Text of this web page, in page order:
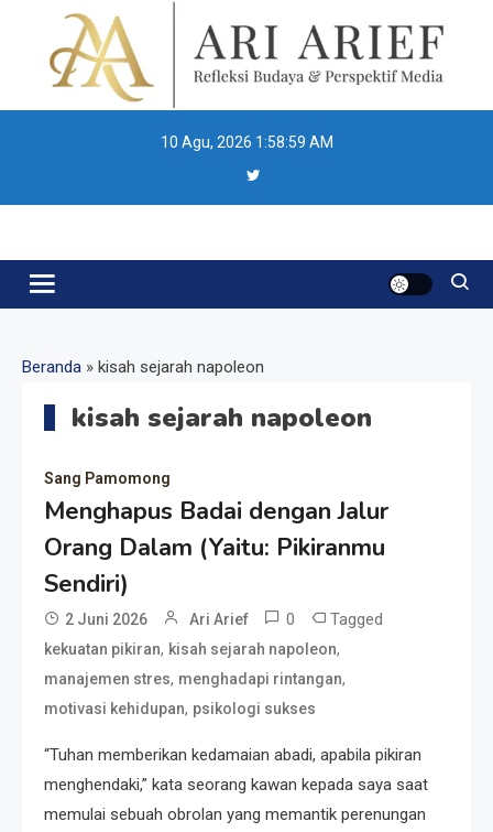
content
10 Agu, 2026 1:59:00 AM
Ari Arief
Beranda » kisah sejarah napoleon
kisah sejarah napoleon
Sang Pamomong
Menghapus Badai dengan Jalur
Orang Dalam (Yaitu: Pikiranmu
Sendiri)
2 Juni 2026 Ari Arief 0 Tagged
kekuatan pikiran, kisah sejarah napoleon,
manajemen stres, menghadapi rintangan,
motivasi kehidupan, psikologi sukses
“Tuhan memberikan kedamaian abadi, apabila pikiran
menghendaki,” kata seorang kawan kepada saya saat
memulai sebuah obrolan yang memantik perenungan
Resonansi
Seri 1: Republik Karang
Kedempel, Lahirnya Politik
Non-Blok ke Go-Blok!
Artikel
Menelusuri Akar Sejarah Ulang
Tahun PPU, Pertentangan
Bulan Peringatan vs
Pengesahan UU 7/2002
Resonansi